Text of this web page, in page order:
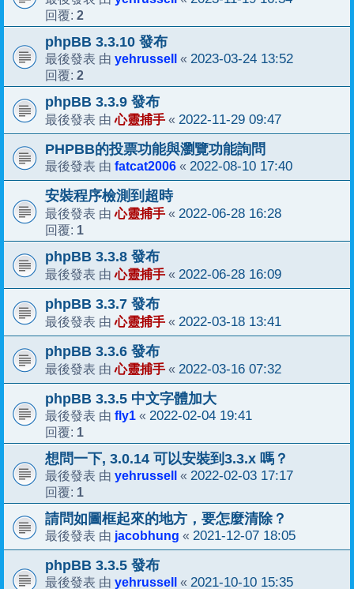
回覆: 2
phpBB 3.3.10 發布
最後發表 由 yehrussell « 2023-03-24 13:52
回覆: 2
phpBB 3.3.9 發布
最後發表 由心靈捕手 « 2022-11-29 09:47
PHPBB的投票功能與瀏覽功能詢問
最後發表 由 fatcat2006 « 2022-08-10 17:40
安裝程序檢測到超時
最後發表 由心靈捕手 « 2022-06-28 16:28
回覆: 1
phpBB 3.3.8 發布
最後發表 由心靈捕手 « 2022-06-28 16:09
phpBB 3.3.7 發布
最後發表 由心靈捕手 « 2022-03-18 13:41
phpBB 3.3.6 發布
最後發表 由心靈捕手 « 2022-03-16 07:32
phpBB 3.3.5 中文字體加大
最後發表 由 fly1 « 2022-02-04 19:41
回覆: 1
想問一下, 3.0.14 可以安裝到3.3.x 嗎？
最後發表 由 yehrussell « 2022-02-03 17:17
回覆: 1
請問如圖框起來的地方，要怎麼清除？
最後發表 由 jacobhung « 2021-12-07 18:05
phpBB 3.3.5 發布
最後發表 由 yehrussell « 2021-10-10 15:35